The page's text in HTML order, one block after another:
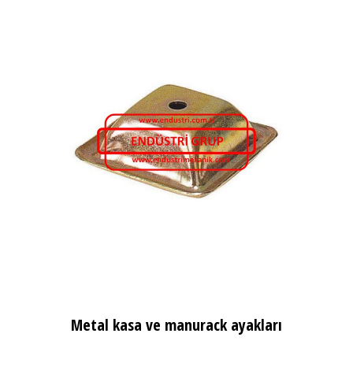
Metal kasa ve manurack ayakları